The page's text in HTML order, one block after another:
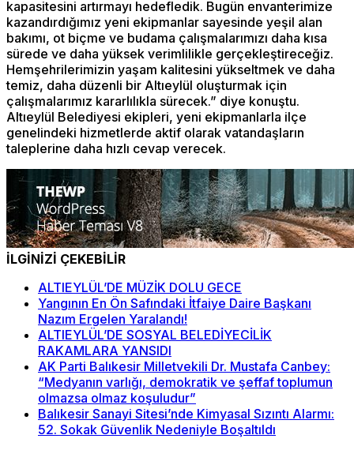
kapasitesini artırmayı hedefledik. Bugün envanterimize
kazandırdığımız yeni ekipmanlar sayesinde yeşil alan
bakımı, ot biçme ve budama çalışmalarımızı daha kısa
sürede ve daha yüksek verimlilikle gerçekleştireceğiz.
Hemşehrilerimizin yaşam kalitesini yükseltmek ve daha
temiz, daha düzenli bir Altıeylül oluşturmak için
çalışmalarımız kararlılıkla sürecek.” diye konuştu.
Altıeylül Belediyesi ekipleri, yeni ekipmanlarla ilçe
genelindeki hizmetlerde aktif olarak vatandaşların
taleplerine daha hızlı cevap verecek.
İLGİNİZİ ÇEKEBİLİR
ALTIEYLÜL’DE MÜZİK DOLU GECE
Yangının En Ön Safındaki İtfaiye Daire Başkanı
Nazım Ergelen Yaralandı!
ALTIEYLÜL’DE SOSYAL BELEDİYECİLİK
RAKAMLARA YANSIDI
AK Parti Balıkesir Milletvekili Dr. Mustafa Canbey:
“Medyanın varlığı, demokratik ve şeffaf toplumun
olmazsa olmaz koşuludur”
Balıkesir Sanayi Sitesi’nde Kimyasal Sızıntı Alarmı:
52. Sokak Güvenlik Nedeniyle Boşaltıldı